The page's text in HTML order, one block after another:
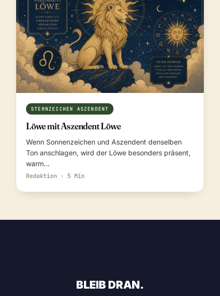
STERNZEICHEN ASZENDENT
Löwe mit Aszendent Löwe
Wenn Sonnenzeichen und Aszendent denselben
Ton anschlagen, wird der Löwe besonders präsent,
warm…
Redaktion · 5 Min
BLEIB DRAN.